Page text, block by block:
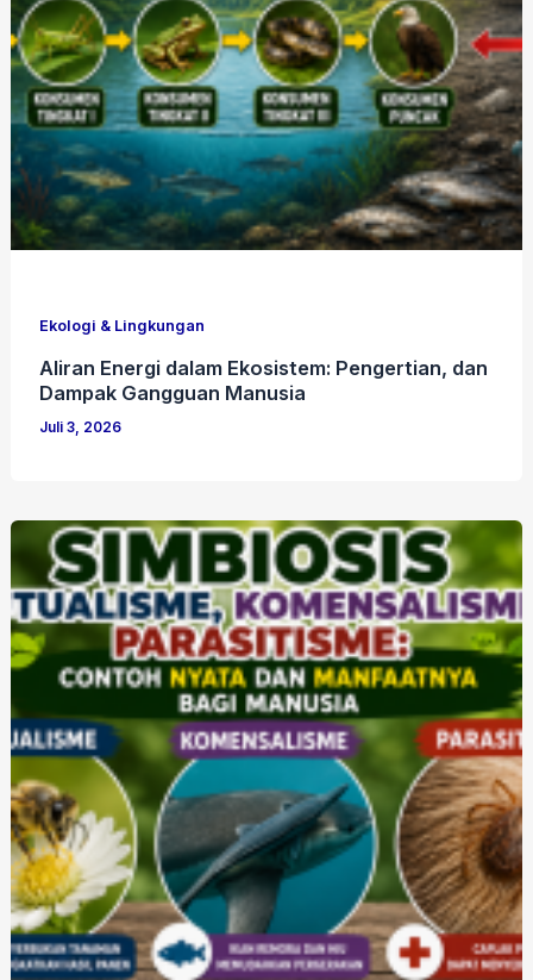
Ekologi & Lingkungan
Aliran Energi dalam Ekosistem: Pengertian, dan
Dampak Gangguan Manusia
Juli 3, 2026